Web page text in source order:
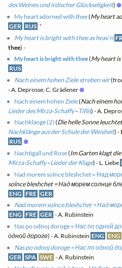
des Weines und irdischer Glückseligkeit) ⊗
My heart adorned with thee(My heart
GER RUS *
My heart is bright with thee as heav'n
thee) -
My heart is bright with thee(My heart
RUS
Nach einem hohen Ziele streben wir
- A. Deprosse, C. Grädener ⊗
Nach einem hohen Ziele(Nach einem
Lieder des Mirza-Schaffy- Tiflis) - A.
Nachklänge (2) (Die helle Sonne
Nachklänge aus der Schule der Weisheit) -
RUS ⊗
Nachtigall und Rose(Im Garten klagt
Mirza-Schaffy-Lieder der Klage) - L. Liebe
Nad morem solnce bleshchet = Над
solnce bleshchet = Над морем солнце
ENG FRE GER
Nad morem solnce bleshchet = Над
ENG FRE GER - A. Rubinstein
Nas po odnoj doroge = Нас по одной
одной дороге) - A. Rubinstein ENG ENG
Nas po odnoj doroge = Нас по одной
GER SPA SWE - A. Rubinstein